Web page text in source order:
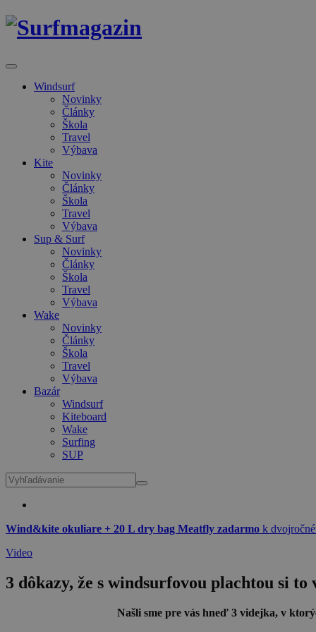
Windsurf
Novinky
Články
Škola
Travel
Výbava
Kite
Novinky
Články
Škola
Travel
Výbava
Sup & Surf
Novinky
Články
Škola
Travel
Výbava
Wake
Novinky
Články
Škola
Travel
Výbava
Bazár
Windsurf
Kiteboard
Wake
Surfing
SUP
Wind&kite okuliare + 20 L dry bag Meatfly zadarmo k
Video
3 dôkazy, že s windsurfovou plachtou si
Našli sme pre vás hneď 3 videjka, v